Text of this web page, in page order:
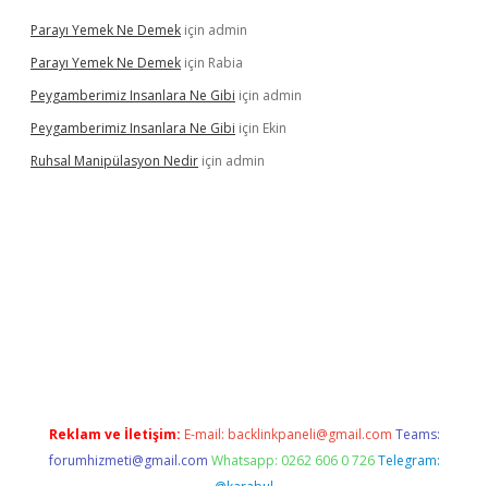
Parayı Yemek Ne Demek için admin
Parayı Yemek Ne Demek için Rabia
Peygamberimiz Insanlara Ne Gibi için admin
Peygamberimiz Insanlara Ne Gibi için Ekin
Ruhsal Manipülasyon Nedir için admin
Reklam ve İletişim: E-mail: backlinkpaneli@gmail.com Teams:
forumhizmeti@gmail.com Whatsapp: 0262 606 0 726 Telegram: